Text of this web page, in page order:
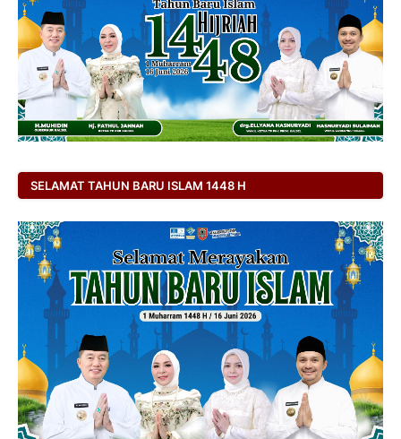
SELAMAT TAHUN BARU ISLAM 1448 H